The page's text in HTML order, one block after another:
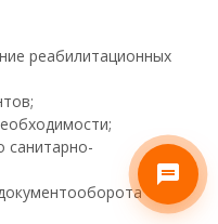
реабилитационных
санитарно-